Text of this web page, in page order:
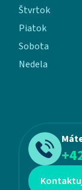
Štvrtok
Piatok
Sobota
Nedela